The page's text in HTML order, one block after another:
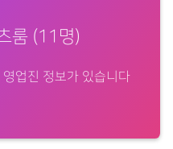
룸 (11명)
업진 정보가 있습니다